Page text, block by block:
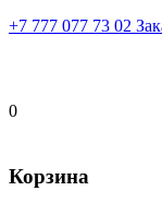
+7 777 077 73 02
0
Корзина